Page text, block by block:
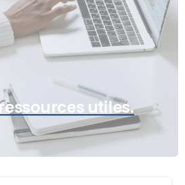
utiles.